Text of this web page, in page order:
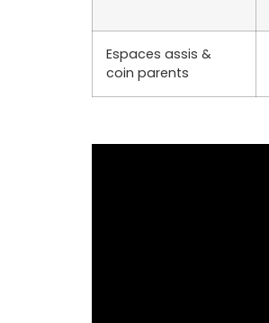
Espaces assis &
coin parents